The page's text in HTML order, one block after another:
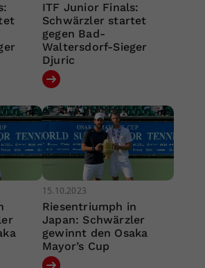
ITF Junior Finals:
Schwärzler startet
gegen Bad-
Waltersdorf-Sieger
Djuric
15.10.2023
Riesentriumph in
Japan: Schwärzler
gewinnt den Osaka
Mayor’s Cup